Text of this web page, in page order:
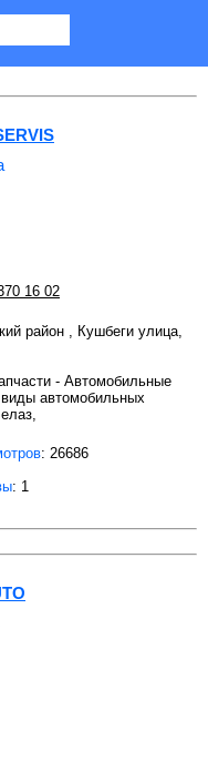
16 02
район , Кушбеги улица,
- Автомобильные
автомобильных
: 26686
: 1